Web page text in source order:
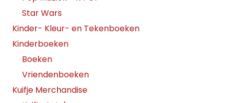
Star Wars
Kinder- Kleur- en Tekenboeken
Kinderboeken
Boeken
Vriendenboeken
Kuifje Merchandise